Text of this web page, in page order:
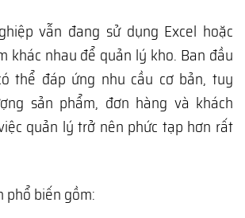
vẫn đang sử dụng Excel hoặc
khác nhau để quản lý kho. Ban đầu
thể đáp ứng nhu cầu cơ bản, tuy
sản phẩm, đơn hàng và khách
quản lý trở nên phức tạp hơn rất
phổ biến gồm: